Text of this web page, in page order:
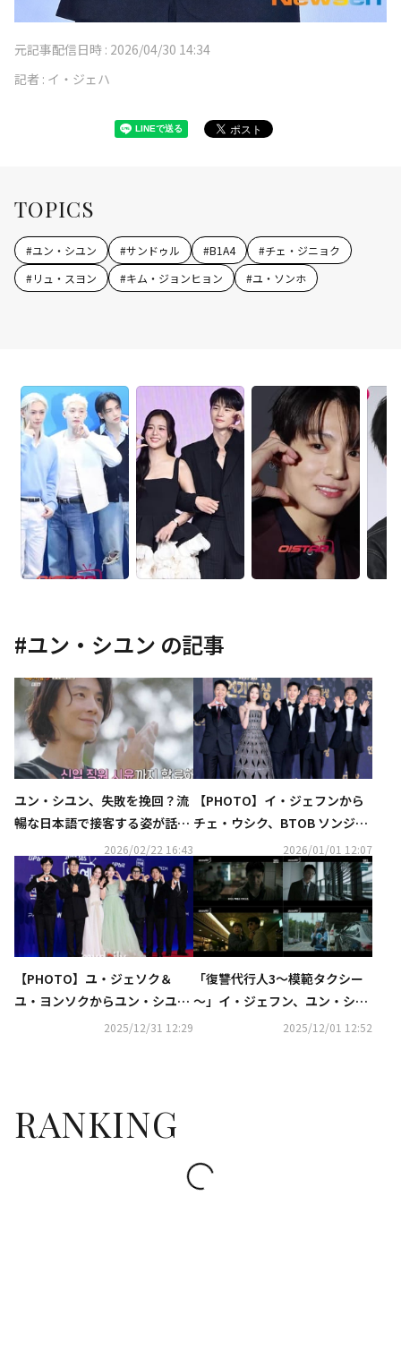
元記事配信日時 : 2026/04/30 14:34
記者 : イ・ジェハ
TOPICS
#ユン・シユン #サンドゥル #B1A4 #チェ・ジニョク
#リュ・スヨン #キム・ジョンヒョン #ユ・ソンホ
#ユン・シユン の記事
ユン・シユン、失敗を挽回？流
暢な日本語で接客する姿が話題
2026/02/22 16:43
【PHOTO】イ・ジェフンから
チェ・ウシク、BTOB ソンジェ
まで「2025 SBS演技大賞」レ
ッドカーペットに登場
2026/01/01 12:07
【PHOTO】ユ・ジェソク＆
ユ・ヨンソクからユン・シユン
まで「2025 SBS芸能大賞」レ
2025/12/31 12:29
「復讐代行人3～模範タクシー
～」イ・ジェフン、ユン・シユ
ンと真っ向勝負！【ネタバレあ
2025/12/01 12:52
RANKING